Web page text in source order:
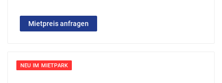
Mietpreis anfragen
NEU IM MIETPARK